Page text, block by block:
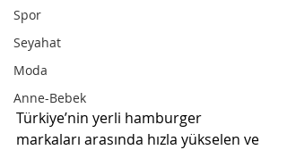
Spor
Seyahat
Moda
Anne-Bebek
Türkiye’nin yerli hamburger
markaları arasında hızla yükselen ve